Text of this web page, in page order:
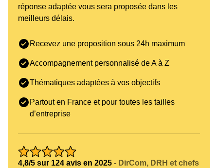
réponse adaptée vous sera proposée dans les
meilleurs délais.
Recevez une proposition sous 24h maximum
Accompagnement personnalisé de A à Z
Thématiques adaptées à vos objectifs
Partout en France et pour toutes les tailles
d’entreprise
4,8/5 sur 124 avis en 2025 - DirCom, DRH et chefs